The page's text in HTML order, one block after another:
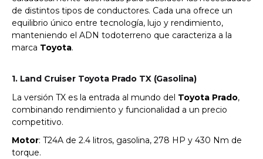
de distintos tipos de conductores. Cada una ofrece un
equilibrio único entre tecnología, lujo y rendimiento,
manteniendo el ADN todoterreno que caracteriza a la
marca Toyota.
1. Land Cruiser Toyota Prado TX (Gasolina)
La versión TX es la entrada al mundo del Toyota Prado,
combinando rendimiento y funcionalidad a un precio
competitivo.
Motor: T24A de 2.4 litros, gasolina, 278 HP y 430 Nm de
torque.